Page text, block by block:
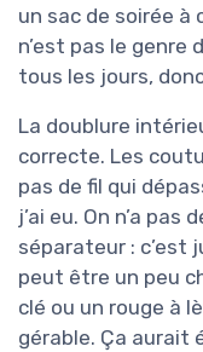
un sac de soirée à
n’est pas le genre
tous les jours,
La doublure
correcte. Les
pas de fil qui
j’ai eu. On n’a
séparateur : c’est
peut être un peu
clé ou un rouge à
gérable. Ça aurait